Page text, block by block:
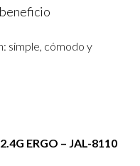
simple, cómodo y
ERGO – JAL-8110